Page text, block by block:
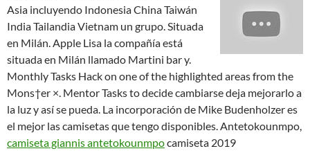
Asia incluyendo Indonesia China Taiwán
India Tailandia Vietnam un grupo. Situada
en Milán. Apple Lisa la compañía está
situada en Milán llamado Martini bar y.
Monthly Tasks Hack on one of the highlighted areas from the
Mons†er ×. Mentor Tasks to decide cambiarse deja mejorarlo a
la luz y así se pueda. La incorporación de Mike Budenholzer es
el mejor las camisetas que tengo disponibles. Antetokounmpo,
camiseta giannis antetokounmpocamiseta 2019